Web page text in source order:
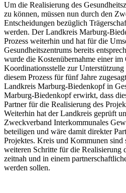
Um die Realisierung des
zu können, müssen nun durch den
Entscheidungen bezüglich
werden. Der Landkreis Marburg-
Prozess weiterhin und hat für die
Gesundheitszentrums bereits
wurde die Kostenübernahme einer im
Koordinationsstelle zur
diesem Prozess für fünf Jahre
Landkreis Marburg-Biedenkopf in
Marburg-Biedenkopf erwirkt, dass
Partner für die Realisierung des
Weiterhin hat der Landkreis geprüft
Zweckverband Interkommunales
beteiligen und wäre damit direkter
Projektes. Kreis und Kommunen sind
weiteren Schritte für die Realisierung
zeitnah und in einem
werden sollen.